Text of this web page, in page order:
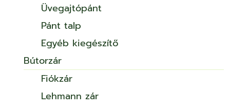
Üvegajtópánt
Pánt talp
Egyéb kiegészítő
Bútorzár
Fiókzár
Lehmann zár